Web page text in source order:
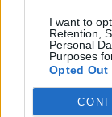
I want to
Retention,
Personal
Purposes
Opted Out
Sinoptikai
savaitę:
Žinios | Orai